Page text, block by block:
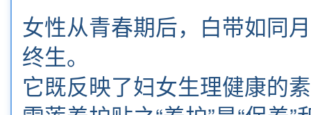
女性从青春期后，白带如同
终生。
它既反映了妇女生理健康的